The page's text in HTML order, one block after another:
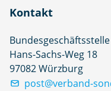
Kontakt
Bundesgeschäftsstelle
Hans-Sachs-Weg 18
97082 Würzburg
post@verband-